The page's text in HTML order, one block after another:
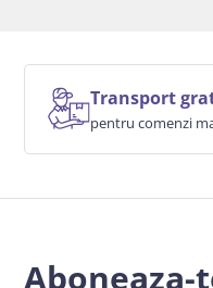
Transport
pentru comenzi